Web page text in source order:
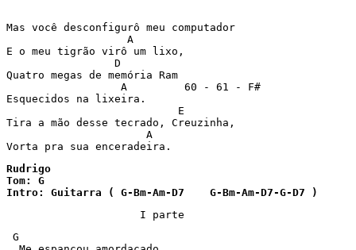
Mas você desconfigurô meu computador
                   A
E o meu tigrão virô um lixo,
                 D
Quatro megas de memória Ram
                  A         60 - 61 - F#
Esquecidos na lixeira.
                           E
Tira a mão desse tecrado, Creuzinha,
                      A
Rudrigo
Tom: G
Intro: Guitarra ( G-Bm-Am-D7    G-Bm-Am-D7-G-D7 )
                     I parte
G